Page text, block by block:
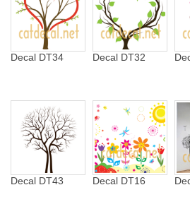
Decal DT34 Decal DT32
Decal DT43 Decal DT16